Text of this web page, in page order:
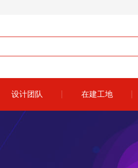
设计团队 在建工地